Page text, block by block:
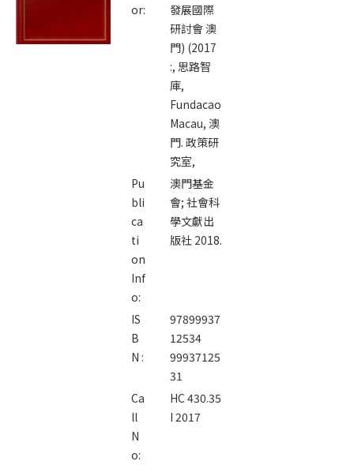
or:
發展國際
研討會 澳
門) (2017
:, 思路智
庫,
Fundacao
Macau, 澳
門. 政策研
究室,
Pu
bli
ca
ti
on
Inf
o:
澳門基金
會; 社會科
學文獻出
版社 2018.
IS
B
N :
97899937
12534
99937125
31
Ca
ll
N
o:
HC 430.35
I 2017